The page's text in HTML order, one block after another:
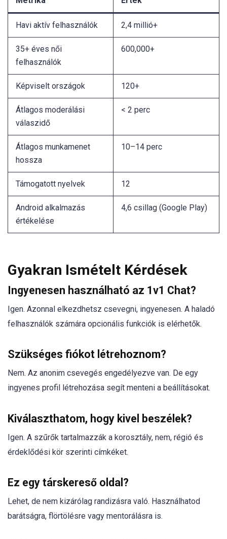
Havi aktív felhasználók 2,4 millió+
35+ éves női
felhasználók
600,000+
Képviselt országok 120+
Átlagos moderálási
válaszidő
< 2 perc
Átlagos munkamenet
hossza
10–14 perc
Támogatott nyelvek 12
Android alkalmazás
értékelése
4,6 csillag (Google Play)
Gyakran Ismételt Kérdések
Ingyenesen használható az 1v1 Chat?
Igen. Azonnal elkezdhetsz csevegni, ingyenesen. A haladó
felhasználók számára opcionális funkciók is elérhetők.
Szükséges fiókot létrehoznom?
Nem. Az anonim csevegés engedélyezve van. De egy
ingyenes profil létrehozása segít menteni a beállításokat.
Kiválaszthatom, hogy kivel beszélek?
Igen. A szűrők tartalmazzák a korosztály, nem, régió és
érdeklődési kör szerinti címkéket.
Ez egy társkereső oldal?
Lehet, de nem kizárólag randizásra való. Használhatod
barátságra, flörtölésre vagy mentorálásra is.